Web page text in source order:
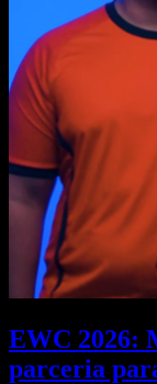
EWC 2026:
parceria